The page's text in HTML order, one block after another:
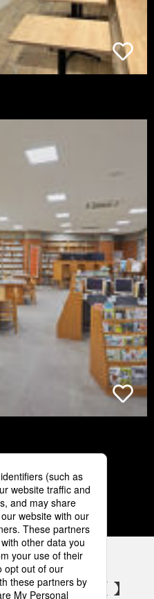
4 5
備 SNSアカウント